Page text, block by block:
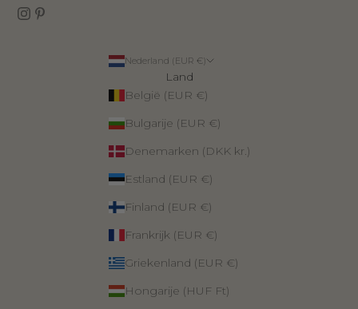
Nederland (EUR €)
Land
België (EUR €)
Bulgarije (EUR €)
Denemarken (DKK kr.)
Estland (EUR €)
Finland (EUR €)
Frankrijk (EUR €)
Griekenland (EUR €)
Hongarije (HUF Ft)